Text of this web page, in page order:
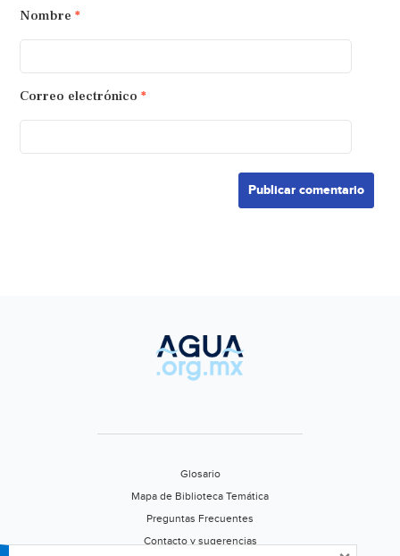
Nombre *
Correo electrónico *
Glosario
Mapa de Biblioteca Temática
Preguntas Frecuentes
Contacto y sugerencias